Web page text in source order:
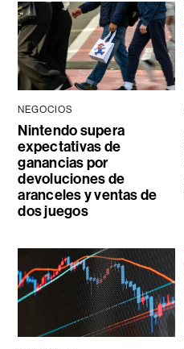
NEGOCIOS
Nintendo supera
expectativas de
ganancias por
devoluciones de
aranceles y ventas de
dos juegos